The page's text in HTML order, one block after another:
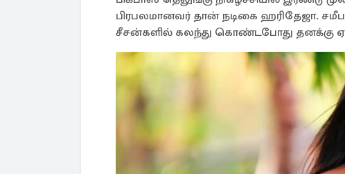
பிரபலமானவர் தான் நடிகை ஹரிதேஜா.
சீசன்களில் கலந்து கொண்டபோது தனக்கு